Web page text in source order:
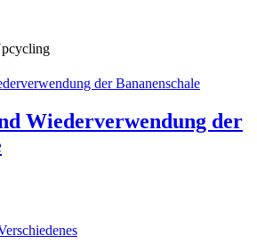
Wiederverwendung der